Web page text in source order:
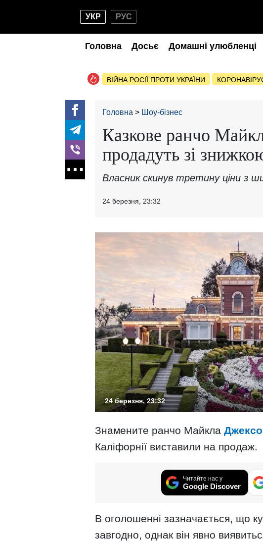
УКР РУС
Головна Досьє Домашні улюбленці
ВІЙНА РОСІЇ ПРОТИ УКРАЇНИ КОРОНАВІРУС
Головна Шоу-бізнес
Казкове ранчо
продадуть зі
Власник скинув третину ціни з
24 березня, 23:32
24 березня, 23:32
Знамените ранчо Майкла
Каліфорнії виставили на продаж.
Читайте нас у
Google Discover
В оголошенні зазначається, що
завгодно, однак він явно